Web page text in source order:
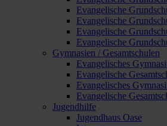
Evangelische
Evangelische
Evangelische
Evangelische
Gymnasien / Gesamtschulen
Evangelisches
Evangelische
Evangelisches
Evangelische
Jugendhilfe
Jugendhaus Oase